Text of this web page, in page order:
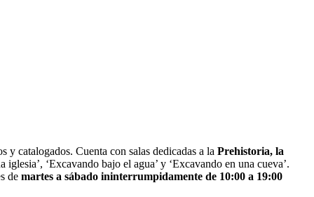
catalogados. Cuenta con salas dedicadas a la Prehistoria, la
iglesia’, ‘Excavando bajo el agua’ y ‘Excavando en una cueva’.
de martes a sábado ininterrumpidamente de 10:00 a 19:00